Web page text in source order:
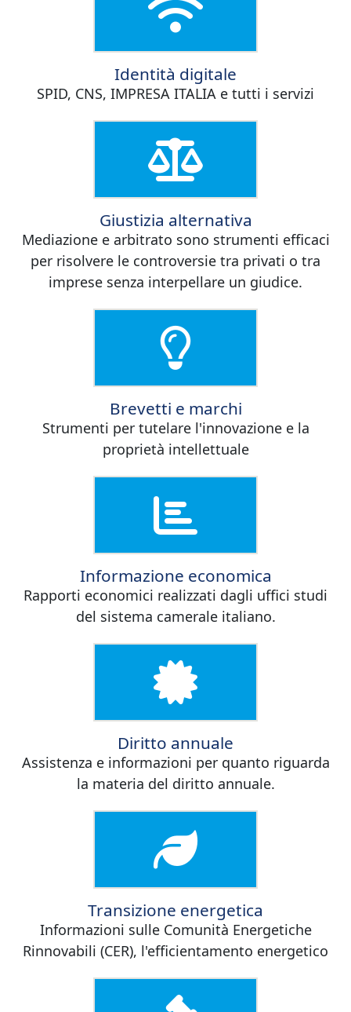
Identità digitale
SPID, CNS, IMPRESA ITALIA e tutti i servizi
Giustizia alternativa
Mediazione e arbitrato sono strumenti efficaci
per risolvere le controversie tra privati o tra
imprese senza interpellare un giudice.
Brevetti e marchi
Strumenti per tutelare l'innovazione e la
proprietà intellettuale
Informazione economica
Rapporti economici realizzati dagli uffici studi
del sistema camerale italiano.
Diritto annuale
Assistenza e informazioni per quanto riguarda
la materia del diritto annuale.
Transizione energetica
Informazioni sulle Comunità Energetiche
Rinnovabili (CER), l'efficientamento energetico